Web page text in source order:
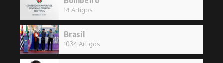
14 Artigos
Brasil
1034 Artigos